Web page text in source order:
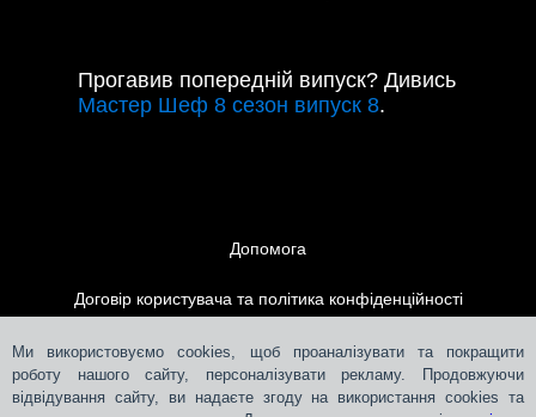
Ми використовуємо cookies, щоб проаналізувати та покращити
роботу нашого сайту, персоналізувати рекламу. Продовжуючи
відвідування сайту, ви надаєте згоду на використання cookies та
Прогавив попередній випуск? Дивись
Мастер Шеф 8 сезон випуск 8.
Допомога
Договір користувача та політика конфіденційності
Контакти
Розміщення реклами